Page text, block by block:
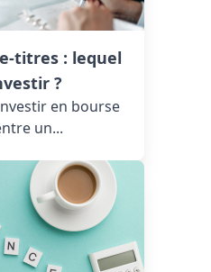
titres : lequel
?
en bourse
un...